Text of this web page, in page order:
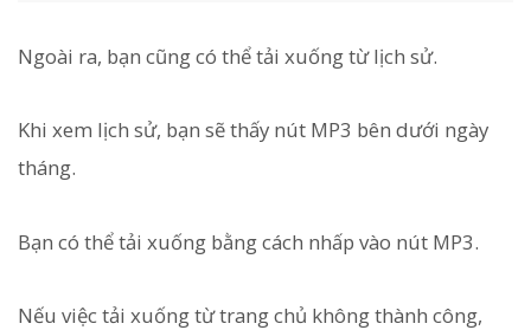
Ngoài ra, bạn cũng có thể tải xuống từ lịch sử.
Khi xem lịch sử, bạn sẽ thấy nút MP3 bên dưới ngày
tháng.
Bạn có thể tải xuống bằng cách nhấp vào nút MP3.
Nếu việc tải xuống từ trang chủ không thành công,